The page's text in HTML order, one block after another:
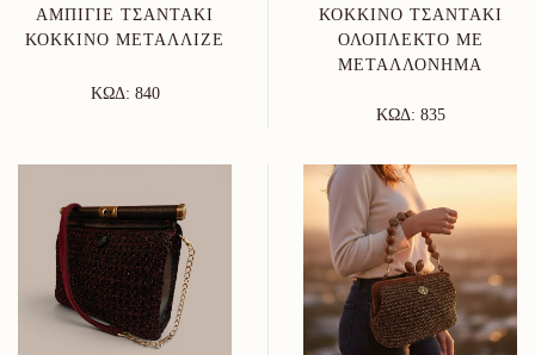
ΑΜΠΙΓΙΈ ΤΣΑΝΤΆΚΙ
ΚΌΚΚΙΝΟ ΜΕΤΑΛΛΙΖΈ
ΚΩΔ: 840
ΚΌΚΚΙΝΟ ΤΣΑΝΤΆΚΙ
ΟΛΌΠΛΕΚΤΟ ΜΕ
ΜΕΤΑΛΛΌΝΗΜΑ
ΚΩΔ: 835